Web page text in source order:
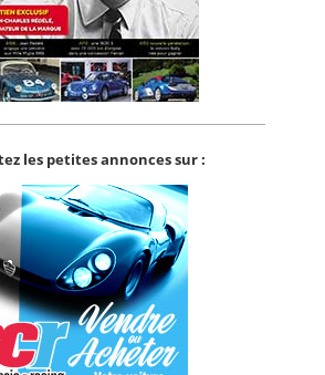
les petites annonces sur :